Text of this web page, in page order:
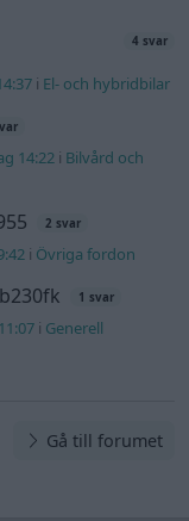
4 svar
i El- och hybridbilar
14:22 i Bilvård och
2 svar
i Övriga fordon
1 svar
i Generell
Gå till forumet